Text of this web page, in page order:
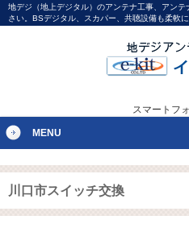
地デジ（地上デジタル）のアンテナ工事、アン
さい。BSデジタル、スカパー、共聴設備も柔軟
スマートフ
MENU
川口市スイッチ交換